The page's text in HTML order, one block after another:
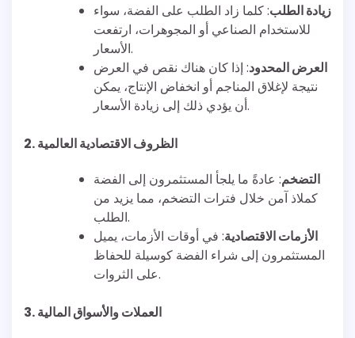
زيادة الطلب: كلما زاد الطلب على الفضة، سواء
للاستخدام الصناعي أو المجوهرات، ارتفعت
الأسعار.
العرض المحدود: إذا كان هناك نقص في العرض
نتيجة لإغلاق المناجم أو انخفاض الإنتاج، يمكن
أن يؤدي ذلك إلى زيادة الأسعار.
2. الظروف الاقتصادية العالمية
التضخم: عادةً ما يلجأ المستثمرون إلى الفضة
كملاذ آمن خلال فترات التضخم، مما يزيد من
الطلب.
الأزمات الاقتصادية: في أوقات الأزمات، يميل
المستثمرون إلى شراء الفضة كوسيلة للحفاظ
على الثروات.
3. العملات والأسواق المالية